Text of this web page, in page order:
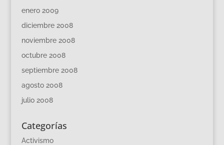
enero 2009
diciembre 2008
noviembre 2008
octubre 2008
septiembre 2008
agosto 2008
julio 2008
Categorías
Activismo